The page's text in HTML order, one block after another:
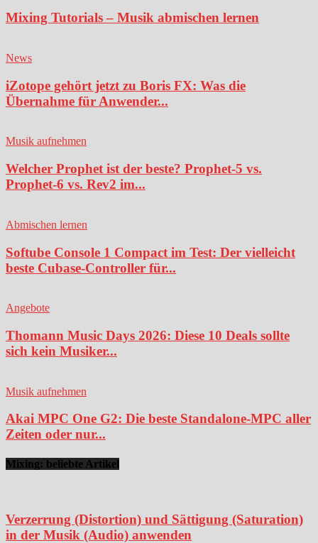
Mixing Tutorials – Musik abmischen lernen
News
iZotope gehört jetzt zu Boris FX: Was die
Übernahme für Anwender...
Musik aufnehmen
Welcher Prophet ist der beste? Prophet-5 vs.
Prophet-6 vs. Rev2 im...
Abmischen lernen
Softube Console 1 Compact im Test: Der vielleicht
beste Cubase-Controller für...
Angebote
Thomann Music Days 2026: Diese 10 Deals sollte
sich kein Musiker...
Musik aufnehmen
Akai MPC One G2: Die beste Standalone-MPC aller
Zeiten oder nur...
Mixing: beliebte Artikel
Verzerrung (Distortion) und Sättigung (Saturation)
in der Musik (Audio) anwenden